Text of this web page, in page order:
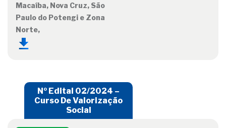
Macaíba, Nova Cruz, São
Paulo do Potengi e Zona
Norte,
Nº Edital 02/2024 –
Curso De Valorização
Social